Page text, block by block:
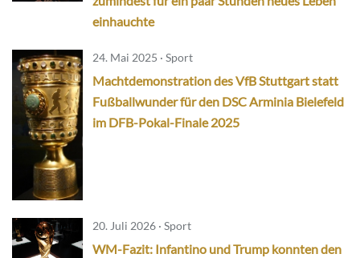
einhauchte
24. Mai 2025 · Sport
Machtdemonstration des VfB Stuttgart statt
Fußballwunder für den DSC Arminia Bielefeld
im DFB-Pokal-Finale 2025
20. Juli 2026 · Sport
WM-Fazit: Infantino und Trump konnten den